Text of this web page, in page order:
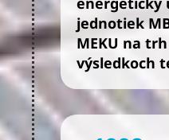
jednotiek
MEKU na
výsledkoch